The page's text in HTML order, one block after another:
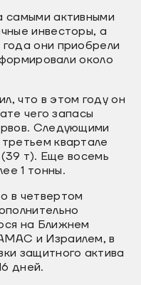
самыми активными
инвесторы, а
они приобрели
около
что в этом году он
чего запасы
Следующими
квартале
т). Еще восемь
1 тонны.
в четвертом
на Ближнем
и Израилем, в
защитного актива
дней.